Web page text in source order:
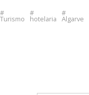
Turismo hotelaria Algarve